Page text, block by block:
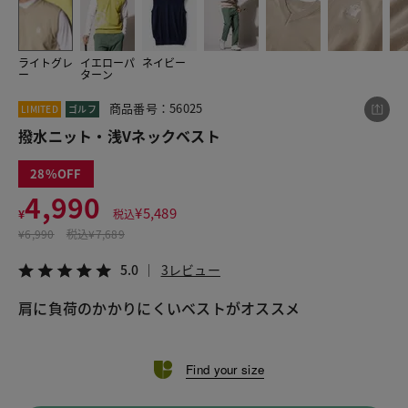
ライトグレ
ー
イエローパ
ターン
ネイビー
LIMITED ゴルフ 商品番号：56025
撥水ニット・浅Vネックベスト
28
¥4,990 税込¥5,489
¥6,990 税込¥7,689
5.0 3レビュー
肩に負荷のかかりにくいベストがオススメ
Find your size
この商品をシェアする
撥水ニット・浅Vネックベスト
¥4,990 税込¥5,489
LINE X